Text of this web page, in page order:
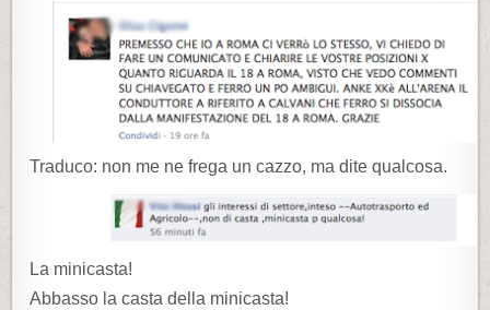
Traduco: non me ne frega un cazzo, ma dite qualcosa.
La minicasta!
Abbasso la casta della minicasta!